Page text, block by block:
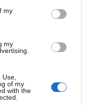
my
my
of my
with the
Interno Coperto
Multilingua
della piscina
da golf
antiallergiche